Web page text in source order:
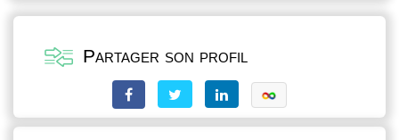
Partager son profil